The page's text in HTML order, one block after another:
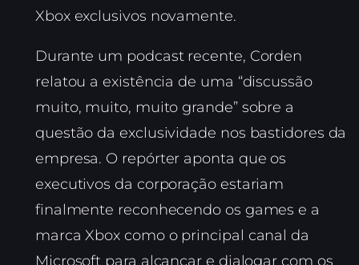
Xbox exclusivos novamente.
Durante um podcast recente, Corden
relatou a existência de uma “discussão
muito, muito, muito grande” sobre a
questão da exclusividade nos bastidores da
empresa. O repórter aponta que os
executivos da corporação estariam
finalmente reconhecendo os games e a
marca Xbox como o principal canal da
Microsoft para alcançar e dialogar com os